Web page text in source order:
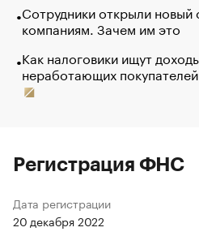
Сотрудники открыли новый
компаниям. Зачем им это
Как налоговики ищут
неработающих
Регистрация ФНС
Дата регистрации
20 декабря 2022